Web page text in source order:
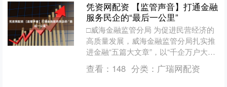
凭资网配资 【监管声音】打通金融
服务民企的“最后一公里”
□威海金融监管分局 为促进民营经济的
高质量发展，威海金融监管分局扎实推
进金融“五篇大文章”，以“千企万户大走
访”专项行动和支持小微企业融资协调工
作机制为双轮驱动....
查看： 148 分类： 广瑞网配资